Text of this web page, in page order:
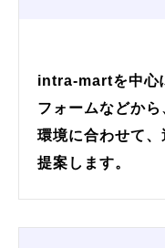
intra-martを中心
フォームなどか
環境に合わせて
提案します。